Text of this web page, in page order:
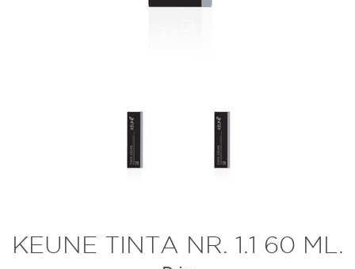
KEUNE TINTA NR. 1.1 60 ML.